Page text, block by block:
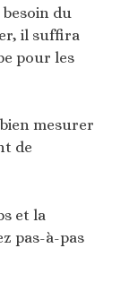
du
il suffira
pour les
mesurer
de
et la
pas-à-pas